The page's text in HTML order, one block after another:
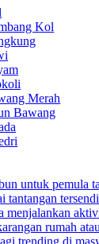
Kol
Merah
Bawang
untuk pemula
tantangan
menjalankan
rumah
trending di